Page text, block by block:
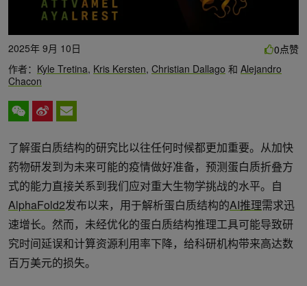
2025年 9月 10日
作者： Kyle Tretina, Kris Kersten, Christian Dallago 和 Alejandro
Chacon
0点赞
了解蛋白质结构的研究比以往任何时候都更加重要。从加快
药物研发到为未来可能的疫情做好准备，预测蛋白质折叠方
式的能力直接关系到我们应对重大生物学挑战的水平。自
AlphaFold2发布以来，用于解析蛋白质结构的AI推理需求迅
速增长。然而，未经优化的蛋白质结构推理工具可能导致研
究时间延误和计算资源利用率下降，给科研机构带来高达数
百万美元的损失。